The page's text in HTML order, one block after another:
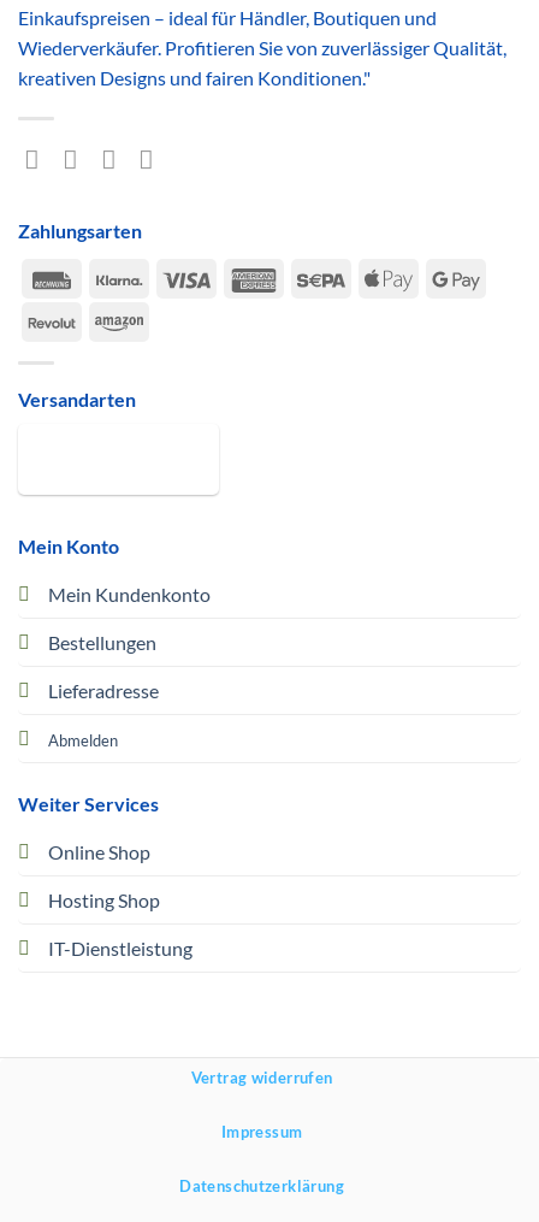
Einkaufspreisen – ideal für Händler, Boutiquen und
Wiederverkäufer. Profitieren Sie von zuverlässiger Qualität,
kreativen Designs und fairen Konditionen."
Mein Konto
Mein Kundenkonto
Bestellungen
Lieferadresse
Abmelden
Weiter Services
Online Shop
Hosting Shop
IT-Dienstleistung
Zahlungsarten
Rechung
Klarna Visa
American Sepa
Apple
Google
RevolutAmazon
Versandarten
Vertrag widerrufen
Impressum
Datenschutzerklärung